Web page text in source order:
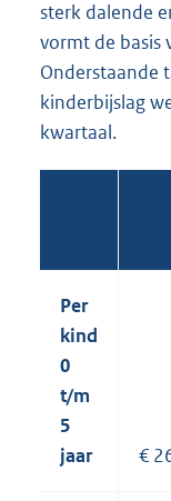
sterk dalende
vormt de basis
Onderstaande
kinderbijslag
kwartaal.
Per
kind
0
t/m
5
jaar
€